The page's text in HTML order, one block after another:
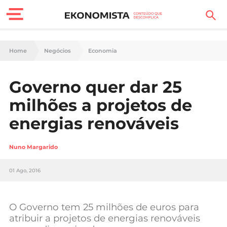
Finanças Pessoais
Carreira
Casa
Lifestyle
Sociedade
Negócios
Home Negócios Economia
Governo quer dar 25
milhões a projetos de
energias renováveis
Nuno Margarido
01 Ago, 2016
O Governo tem 25 milhões de euros para
atribuir a projetos de energias renováveis